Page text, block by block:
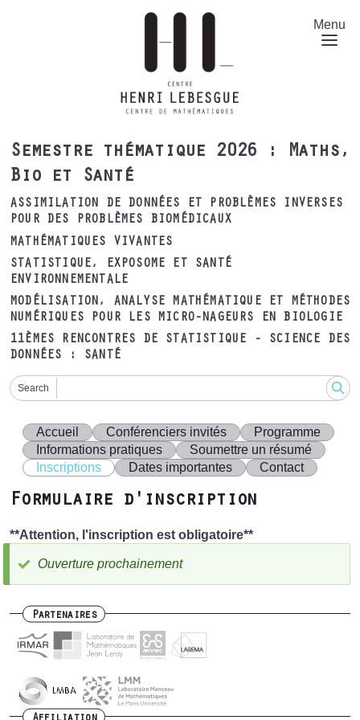
Menu
Semestre thématique 2026 : Maths,
Bio et Santé
ASSIMILATION DE DONNÉES ET PROBLÈMES INVERSES
POUR DES PROBLÈMES BIOMÉDICAUX
MATHÉMATIQUES VIVANTES
STATISTIQUE, EXPOSOME ET SANTÉ
ENVIRONNEMENTALE
MODÉLISATION, ANALYSE MATHÉMATIQUE ET MÉTHODES
NUMÉRIQUES POUR LES MICRO-NAGEURS EN BIOLOGIE
11ÈMES RENCONTRES DE STATISTIQUE - SCIENCE DES
DONNÉES : SANTÉ
Search
Accueil Conférenciers invités
Programme
Informations pratiques
Soumettre un résumé
Inscriptions
Dates importantes Contact
Formulaire d'inscription
**Attention, l'inscription est obligatoire**
Message
Ouverture prochainement
Partenaires